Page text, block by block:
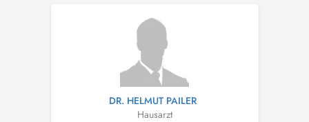
DR. HELMUT PAILER
Hausarzt